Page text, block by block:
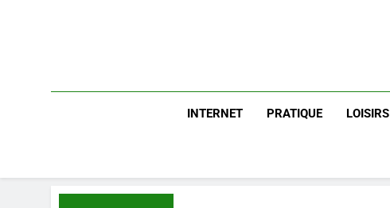
INTERNET PRATIQUE LOISIRS